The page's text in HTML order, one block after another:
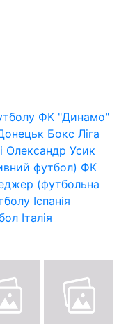
ФК "Динамо"
Бокс Ліга
Олександр Усик
футбол) ФК
(футбольна
Іспанія
Італія